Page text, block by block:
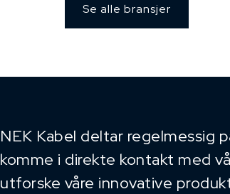
Se alle bransjer
NEK Kabel deltar regelmessig
komme i direkte kontakt med
utforske våre innovative